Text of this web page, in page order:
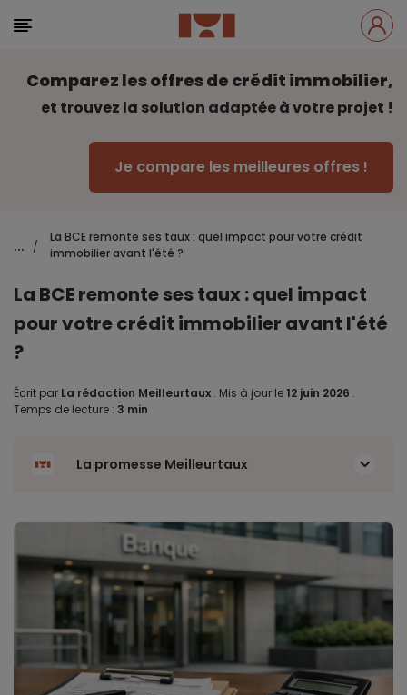
Comparez les offres de crédit immobilier,
et trouvez la solution adaptée à votre projet !
Je compare les meilleures offres !
... /
La BCE remonte ses taux : quel impact pour votre crédit
immobilier avant l'été ?
La BCE remonte ses taux : quel impact
pour votre crédit immobilier avant l'été
?
Écrit par La rédaction Meilleurtaux . Mis à jour le 12 juin 2026 .
Temps de lecture : 3 min
La promesse Meilleurtaux